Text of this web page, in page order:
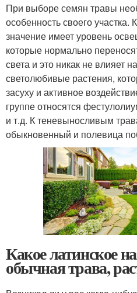
При выборе семян травы
особенность своего
значение имеет уровень
которые нормально
света и это никак не влияет
светолюбивые растения,
засуху и активное
группе относятся
и т.д. К теневыносливым
обыкновенный и полевица
Какое латинское
обычная трава,